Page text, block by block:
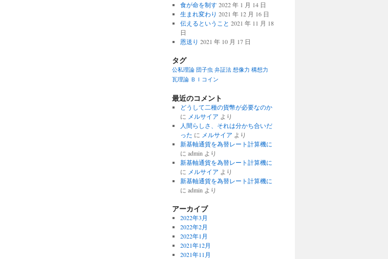
食が命を制す 2022 年 1 月 14 日
生まれ変わり 2021 年 12 月 16 日
伝えるということ 2021 年 11 月 18
日
恩送り 2021 年 10 月 17 日
タグ
公私理論 団子虫 弁証法 想像力 構想力
瓦理論 ＢＩコイン
最近のコメント
どうして二種の貨幣が必要なのか
に メルサイア より
人間らしさ、それは分かち合いだ
った に メルサイア より
新基軸通貨を為替レート計算機に
に admin より
新基軸通貨を為替レート計算機に
に メルサイア より
新基軸通貨を為替レート計算機に
に admin より
アーカイブ
2022年3月
2022年2月
2022年1月
2021年12月
2021年11月